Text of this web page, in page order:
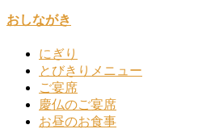
おしながき
にぎり
とびきりメニュー
ご宴席
慶仏のご宴席
お昼のお食事